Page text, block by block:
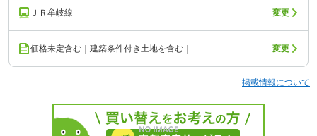
ＪＲ牟岐線 変更
価格未定含む｜建築条件付き土地を含む｜ 変更
掲載情報について